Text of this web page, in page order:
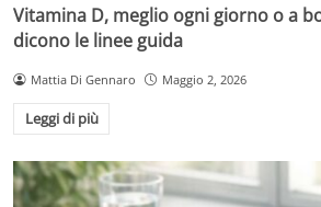
Vitamina D, meglio ogni giorno o a
dicono le linee guida
Mattia Di Gennaro Maggio 2, 2026
Leggi di più